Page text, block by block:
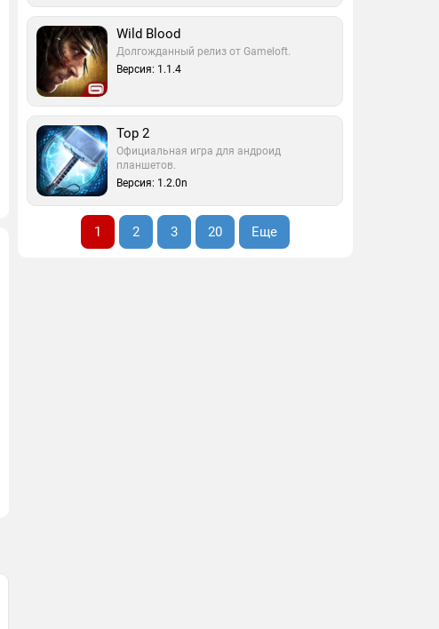
Wild Blood
Долгожданный релиз от Gameloft.
Версия: 1.1.4
Тор 2
Официальная игра для андроид
планшетов.
Версия: 1.2.0n
1 2 3 20 Еще